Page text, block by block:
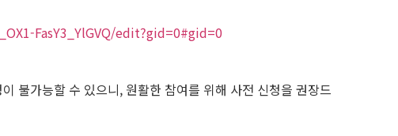
FasY3_YlGVQ/edit?gid=0#gid=0
불가능할 수 있으니, 원활한 참여를 위해 사전 신청을 권장드